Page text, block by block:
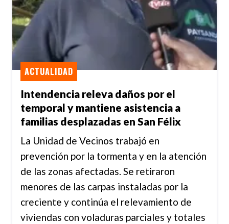
Intendencia releva daños por el
temporal y mantiene asistencia a
familias desplazadas en San Félix
ACTUALIDAD
La Unidad de Vecinos trabajó en
prevención por la tormenta y en la atención
de las zonas afectadas. Se retiraron
menores de las carpas instaladas por la
creciente y continúa el relevamiento de
viviendas con voladuras parciales y totales